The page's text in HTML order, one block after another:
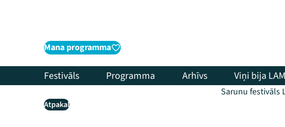
Mana programma
Festivāls Programma Arhīvs Viņi bija
Sarunu festivāls
Atpakaļ